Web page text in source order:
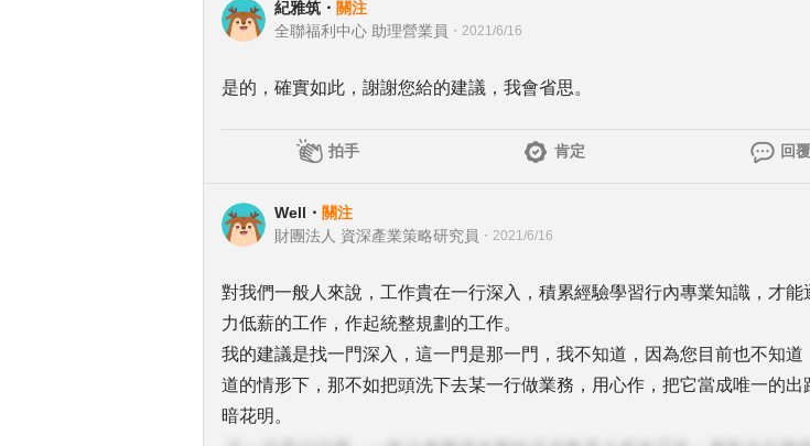
紀雅筑 ・ 關注
全聯福利中心 助理營業員 ・ 2021/6/16
是的，確實如此，謝謝您給的建議，我會省思。
拍手 肯定 回覆
Well ・ 關注
財團法人 資深產業策略研究員 ・ 2021/6/16
對我們一般人來說，工作貴在一行深入，積累經驗學習行內專業知識，才能
力低薪的工作，作起統整規劃的工作。
我的建議是找一門深入，這一門是那一門，我不知道，因為您目前也不知道
道的情形下，那不如把頭洗下去某一行做業務，用心作，把它當成唯一的出
暗花明。